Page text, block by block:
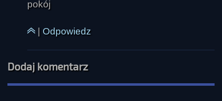
pokój
Odpowiedz
Dodaj komentarz